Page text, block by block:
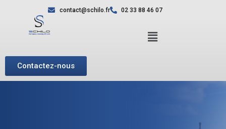
contact@schilo.fr 02 33 88 46 07
Contactez-nous